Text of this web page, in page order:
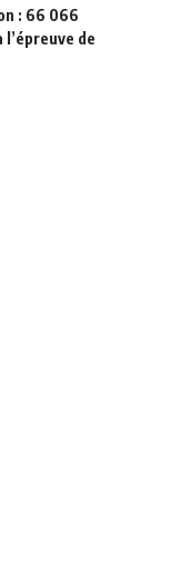
: 66 066
de